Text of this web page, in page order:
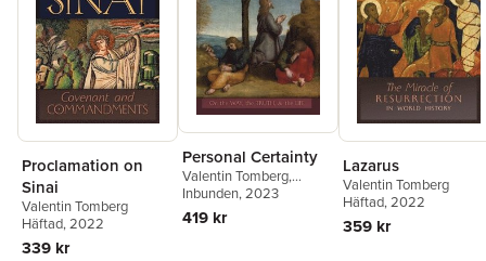
Proclamation on
Sinai
Valentin Tomberg
Häftad, 2022
339 kr
Personal Certainty
Valentin Tomberg,
James R Wetmore
Inbunden, 2023
419 kr
Lazarus
Valentin Tomberg
Häftad, 2022
359 kr